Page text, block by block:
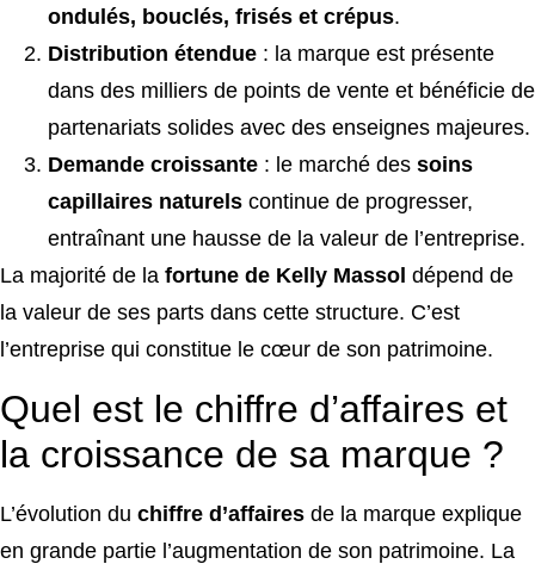
ondulés, bouclés, frisés et crépus.
Distribution étendue : la marque est présente
dans des milliers de points de vente et bénéficie de
partenariats solides avec des enseignes majeures.
Demande croissante : le marché des soins
capillaires naturels continue de progresser,
entraînant une hausse de la valeur de l’entreprise.
La majorité de la fortune de Kelly Massol dépend de
la valeur de ses parts dans cette structure. C’est
l’entreprise qui constitue le cœur de son patrimoine.
Quel est le chiffre d’affaires et
la croissance de sa marque ?
L’évolution du chiffre d’affaires de la marque explique
en grande partie l’augmentation de son patrimoine. La